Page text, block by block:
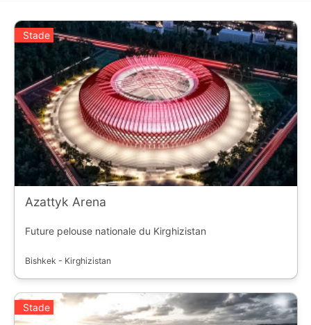
Stade
Azattyk Arena
Future pelouse nationale du Kirghizistan
Bishkek - Kirghizistan
Stade